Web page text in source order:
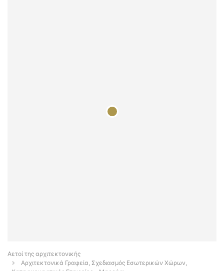
Αετοί της αρχιτεκτονικής
Αρχιτεκτονικά Γραφεία, Σχεδιασμός Εσωτερικών Χώρων,